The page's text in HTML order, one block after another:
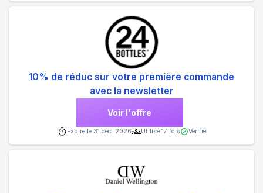
10% de réduc sur votre première commande
avec la newsletter
Voir l'offre
Expire le 31 déc. 2026 Utilisé 17 fois Vérifié